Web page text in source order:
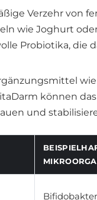
Verzehr von
wie Joghurt
Probiotika, die
können
und